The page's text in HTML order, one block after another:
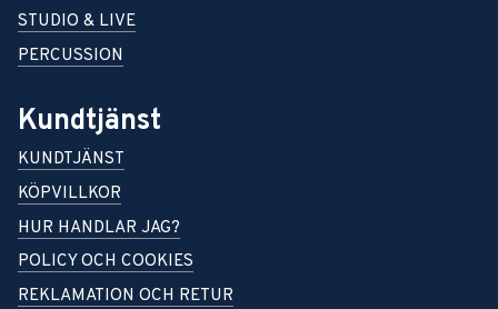
STUDIO & LIVE
PERCUSSION
Kundtjänst
KUNDTJÄNST
KÖPVILLKOR
HUR HANDLAR JAG?
POLICY OCH COOKIES
REKLAMATION OCH RETUR